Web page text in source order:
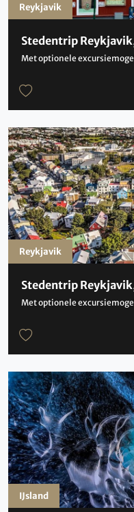
Stedentrip
Met optionele
Reykjavik
Stedentrip
Met optionele
Reykjavik
IJsland